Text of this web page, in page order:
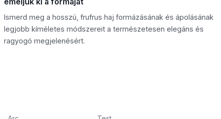
Ismerd meg a hosszú, frufrus haj formázásának és ápolásának
legjobb kíméletes módszereit a természetesen elegáns és
ragyogó megjelenésért.